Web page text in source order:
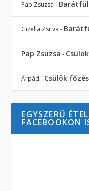
Pap Zsuzsa -
Gizella Zsitva -
Pap Zsuzsa -
Árpád - Csülök
EGYSZERŰ
FACEBOOKON